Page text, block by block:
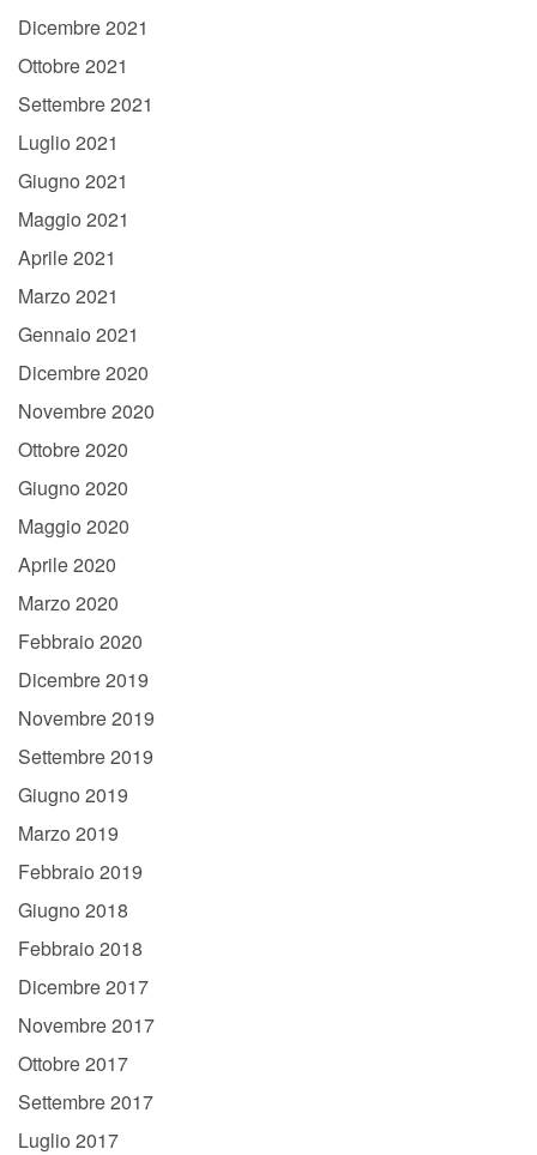
Dicembre 2021
Ottobre 2021
Settembre 2021
Luglio 2021
Giugno 2021
Maggio 2021
Aprile 2021
Marzo 2021
Gennaio 2021
Dicembre 2020
Novembre 2020
Ottobre 2020
Giugno 2020
Maggio 2020
Aprile 2020
Marzo 2020
Febbraio 2020
Dicembre 2019
Novembre 2019
Settembre 2019
Giugno 2019
Marzo 2019
Febbraio 2019
Giugno 2018
Febbraio 2018
Dicembre 2017
Novembre 2017
Ottobre 2017
Settembre 2017
Luglio 2017